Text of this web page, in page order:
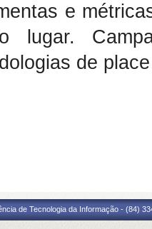
e
lugar.
de
de Tecnologia da Informação - (84)